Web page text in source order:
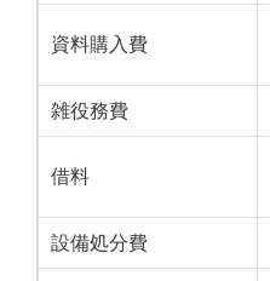
資料購入費
雑役務費
借料
設備処分費